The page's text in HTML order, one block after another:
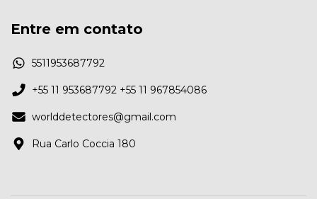
Entre em contato
5511953687792
+55 11 953687792 +55 11 967854086
worlddetectores@gmail.com
Rua Carlo Coccia 180